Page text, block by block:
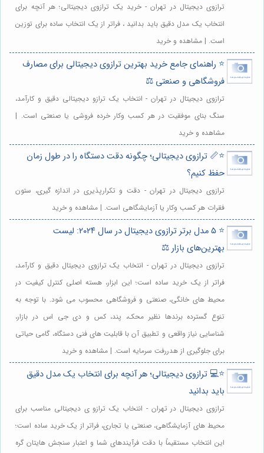
ترازوی دیجیتال در تهران - خرید یک ترازوی دیجیتالی؛ هر آنچه برای
انتخاب یک مدل دقیق باید بدانید ، فراتر از یک انتخاب ساده برای توزین
است. | مشاهده و خرید
⭐️ راهنمای جامع خرید بهترین ترازوی دیجیتالی برای مصارف
فروشگاهی و صنعتی ⚖️
ترازوی دیجیتال در تهران - انتخاب یک ترازو دیجیتالی دقیق و کارآمد،
سنگ بنای موفقیت در هر کسب وکار خرده فروشی یا صنعتی است. |
مشاهده و خرید
⭐️📏 ترازوی دیجیتالی؛ چگونه دقت دستگاه را در طول زمان
حفظ کنیم؟
ترازوی دیجیتال در تهران - دقت و تکرارپذیری در اندازه گیری، ستون
فقرات هر کسب وکار یا آزمایشگاهی است. | مشاهده و خرید
⭐️ ۵ مدل برتر ترازوی دیجیتال در سال ۲۰۲۴: لیست
بهترین‌های بازار ⚖️
ترازوی دیجیتال در تهران - انتخاب یک ترازوی دیجیتال دقیق و کارآمد،
فراتر از یک خرید ساده است؛ این ابزار، هسته اصلی کنترل کیفیت در
محیط های خانگی، صنعتی و فروشگاهی محسوب می شود. با توجه به
تنوع گسترده برندها نظیر محک، پند، کس و دی جی اس در بازار،
شناسایی نیاز واقعی و تطبیق آن با قابلیت های فنی دستگاه، گامی حیاتی
برای جلوگیری از هدررفت سرمایه است. | مشاهده و خرید
⭐️💻 ترازوی دیجیتالی؛ هر آنچه برای انتخاب یک مدل دقیق
باید بدانید
ترازوی دیجیتال در تهران - انتخاب یک ترازو ی دیجیتالی مناسب برای
محیط های آزمایشگاهی، صنعتی یا تجاری، فراتر از یک خرید ساده است؛
این انتخاب مستقیماً با دقت فرآیندهای شما و اعتبار سنجش هایتان گره